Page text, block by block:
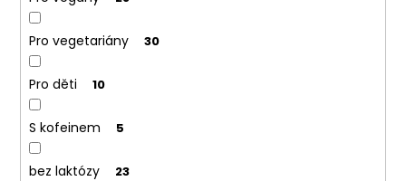
Pro vegetariány 30
Pro děti 10
S kofeinem 5
bez laktózy 23